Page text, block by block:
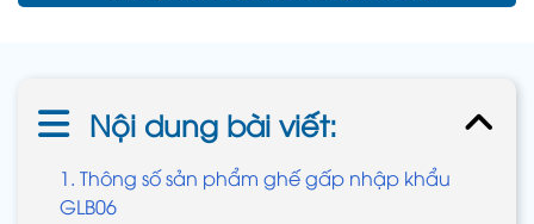
Nội dung bài viết:
1. Thông số sản phẩm ghế gấp nhập khẩu
GLB06